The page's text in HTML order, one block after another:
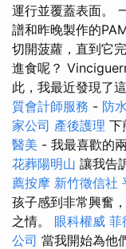
運行並覆蓋表面。
譜和昨晚製作的
切開菠蘿，直到它
進食呢？
此，我最近發現了
質會計師服務 - 防
家公司 產後護理 下
醫美 - 我最喜歡的
花葬陽明山 讓我告
薦按摩 新竹徵信社
孩子感到非常興奮
之情。 眼科權威 菲
公司 當我開始為他